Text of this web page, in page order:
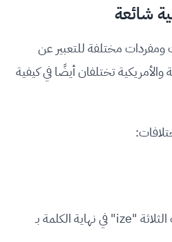
شائعة
ومفردات مختلفة للتعبير عن
والأمريكية تختلفان أيضًا في كيفية
يستبدل البريطانيون الأحرف الثلاثة "ize" في نهاية الكلمة بـ